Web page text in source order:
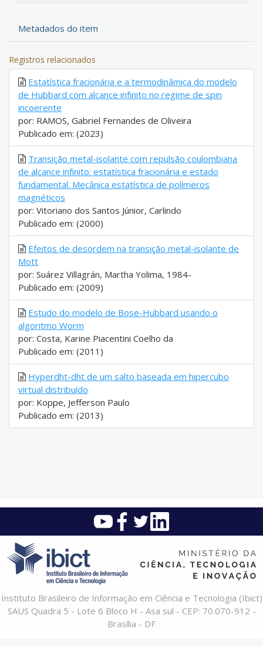
Metadados do item
Registros relacionados
Estatística fracionária e a termodinâmica do modelo
de Hubbard com alcance infinito no regime de spin
incoerente
por: RAMOS, Gabriel Fernandes de Oliveira
Publicado em: (2023)
Transição metal-isolante com repulsão coulombiana
de alcance infinito: estatística fracionária e estado
fundamental. Mecânica estatística de polímeros
magnéticos
por: Vitoriano dos Santos Júnior, Carlindo
Publicado em: (2000)
Efeitos de desordem na transição metal-isolante de
Mott
por: Suárez Villagrán, Martha Yolima, 1984-
Publicado em: (2009)
Estudo do modelo de Bose-Hubbard usando o
algoritmo Worm
por: Costa, Karine Piacentini Coelho da
Publicado em: (2011)
Hyperdht-dht de um salto baseada em hipercubo
virtual distribuído
por: Koppe, Jefferson Paulo
Publicado em: (2013)
Instituto Brasileiro de Informação em Ciência e Tecnologia (Ibict)
SAUS Quadra 5 - Lote 6 Bloco H - Asa sul - CEP: 70.070-912 -
Brasília - DF